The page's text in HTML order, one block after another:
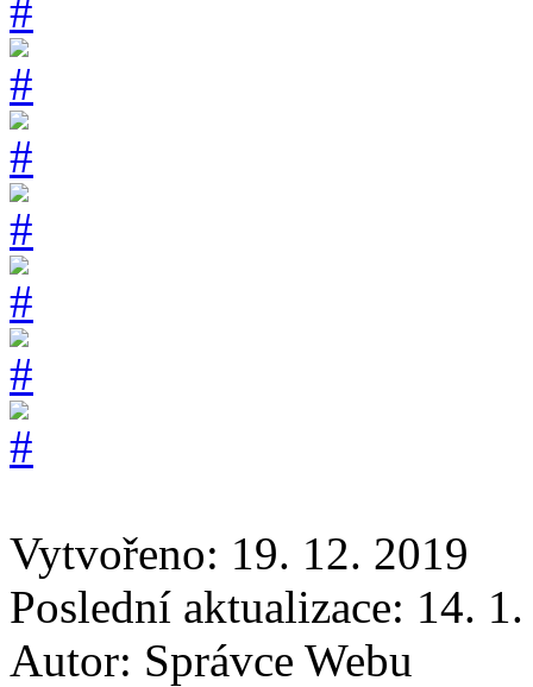
Vytvořeno: 19. 12. 2019
Poslední aktualizace: 14.
Autor: Správce Webu